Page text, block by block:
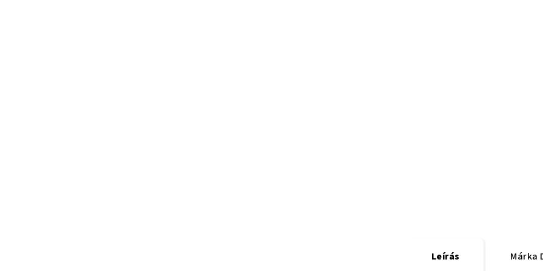
Leírás Márka